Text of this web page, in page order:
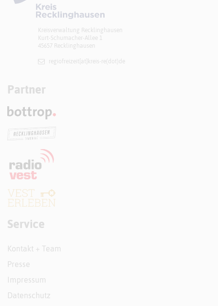
Kreisverwaltung Recklinghausen
Kurt-Schumacher-Allee 1
45657 Recklinghausen
regiofreizeit[at]​kreis-re(dot)de
Partner
Service
Kontakt + Team
Presse
Impressum
Datenschutz